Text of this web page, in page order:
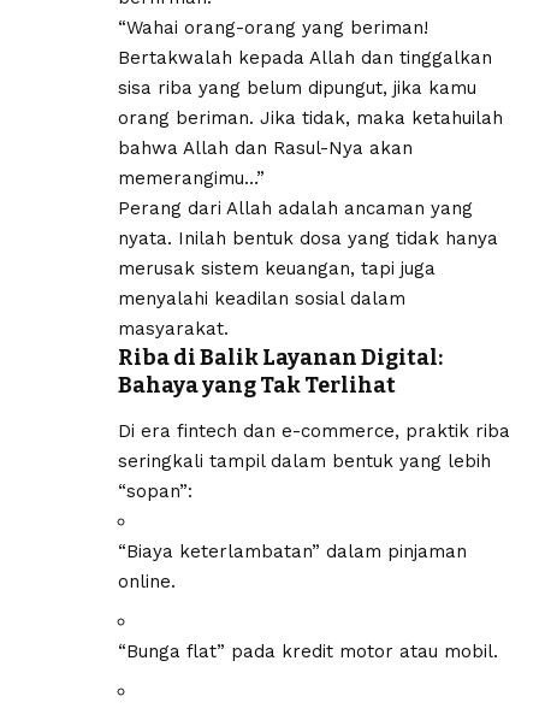
“Wahai orang-orang yang beriman!
Bertakwalah kepada Allah dan tinggalkan
sisa riba yang belum dipungut, jika kamu
orang beriman. Jika tidak, maka ketahuilah
bahwa Allah dan Rasul-Nya akan
memerangimu…”
Perang dari Allah adalah ancaman yang
nyata. Inilah bentuk dosa yang tidak hanya
merusak sistem keuangan, tapi juga
menyalahi keadilan sosial dalam
masyarakat.
Riba di Balik Layanan Digital:
Bahaya yang Tak Terlihat
Di era fintech dan e-commerce, praktik riba
seringkali tampil dalam bentuk yang lebih
“sopan”:
“Biaya keterlambatan” dalam pinjaman
online.
“Bunga flat” pada kredit motor atau mobil.